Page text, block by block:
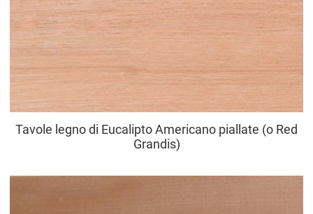
Tavole legno di Eucalipto Americano piallate (o Red
Grandis)